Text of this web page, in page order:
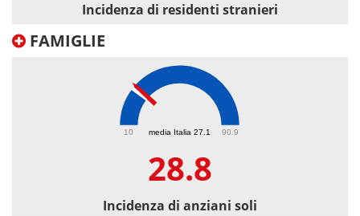
Incidenza di residenti stranieri
FAMIGLIE
media Italia 27.1
10 90.9
28.8
Incidenza di anziani soli